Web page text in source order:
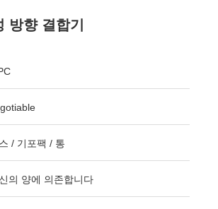
방향 결합기
/ 기포팩 / 통
의 양에 의존합니다